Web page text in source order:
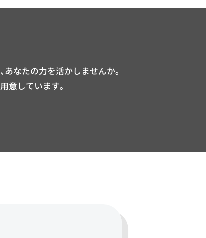
なたの力を活かしませんか。
意しています。